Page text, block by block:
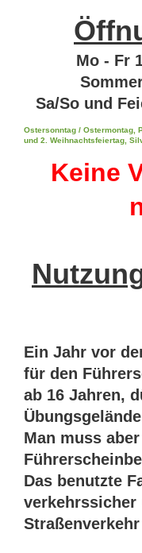
Mo - Fr
Sa/So und
Ostersonntag / Ostermontag,
und 2. Weihnachtsfeiertag,
Keine
Ein Jahr vor
für den
ab 16 Jahren,
Man muss
Das benutzte